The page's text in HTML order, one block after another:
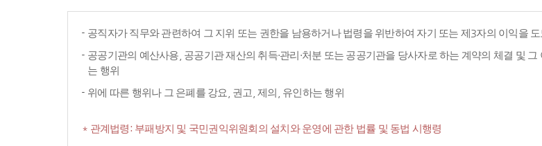
공직자가 직무와 관련하여 그 지위 또는 권한을 남용하거나 법령을 위반하여 자기 또는 제3자의 이익을
공공기관의 예산사용, 공공기관 재산의 취득·관리·처분 또는 공공기관을 당사자로 하는 계약의 체결 및
는 행위
위에 따른 행위나 그 은폐를 강요, 권고, 제의, 유인하는 행위
* 관계법령: 부패방지 및 국민권익위원회의 설치와 운영에 관한 법률 및 동법 시행령